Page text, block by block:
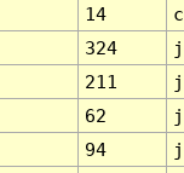
14
324
211
62
94